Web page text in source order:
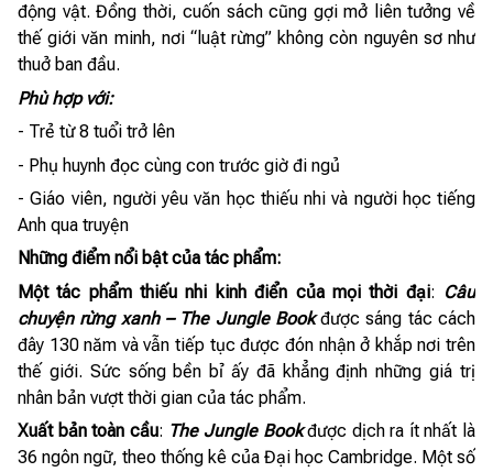
động vật. Đồng thời, cuốn sách cũng gợi mở liên tưởng về
thế giới văn minh, nơi “luật rừng” không còn nguyên sơ như
thuở ban đầu.
Phù hợp với:
- Trẻ từ 8 tuổi trở lên
- Phụ huynh đọc cùng con trước giờ đi ngủ
- Giáo viên, người yêu văn học thiếu nhi và người học tiếng
Anh qua truyện
Những điểm nổi bật của tác phẩm:
Một tác phẩm thiếu nhi kinh điển của mọi thời đại: Câu
chuyện rừng xanh – The Jungle Bookđược sáng tác cách
đây 130 năm và vẫn tiếp tục được đón nhận ở khắp nơi trên
thế giới. Sức sống bền bỉ ấy đã khẳng định những giá trị
nhân bản vượt thời gian của tác phẩm.
Xuất bản toàn cầu: The Jungle Bookđược dịch ra ít nhất là
36 ngôn ngữ, theo thống kê của Đại học Cambridge. Một số